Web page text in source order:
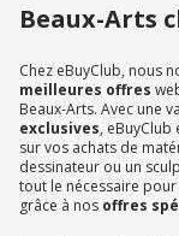
Beaux-Arts
Chez eBuyClub, nous
meilleures offres
Beaux-Arts. Avec une
exclusives,
sur vos achats de
dessinateur ou un
tout le nécessaire
grâce à nos offres